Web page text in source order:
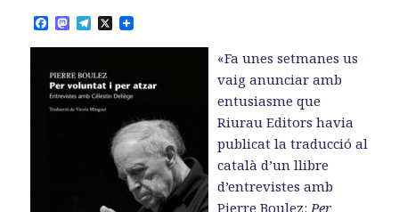
F
c
b
o
o
M
s
o
d
o
T
l
g
r
a
X
«Fa unes setmanes us
vaig anunciar amb
entusiasme que
Riurau Editors havia
publicat la traducció al
català d’un llibre
d’entrevistes amb
Pierre Boulez: Per